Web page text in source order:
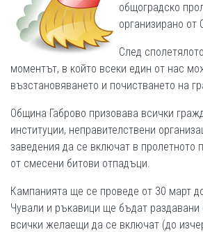
общоградско
организирано от
След
моментът, в който всеки един от нас
възстановяването и почистването на
Община Габрово призовава всички
институции, неправителствени
заведения да се включат в пролетното
от смесени битови отпадъци.
Кампанията ще се проведе от 30 март
Чували и ръкавици ще бъдат раздавани
всички желаещи да се включат (до